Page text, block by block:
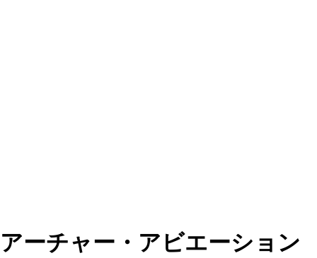
アーチャー・アビエーション